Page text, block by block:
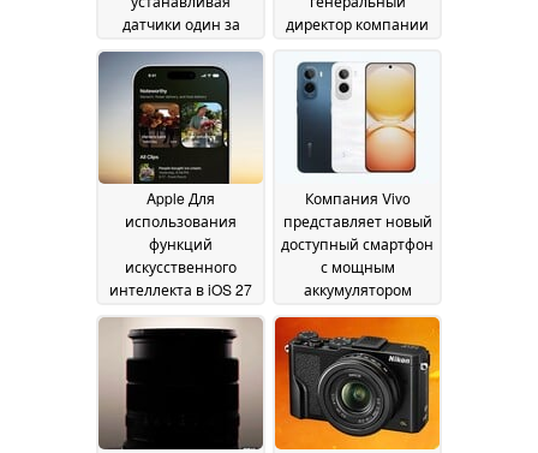
датчики один за
07 July 2026
директор компании
опасения
относительно
злоупотребления
возможностями
камер
07 July 2026
Apple Для
использования
функций
искусственного
интеллекта в iOS 27
требуется
дорогостоящая
подписка
07 July 2026
Компания Vivo
представляет новый
доступный смартфон
с мощным
аккумулятором
07 July 2026